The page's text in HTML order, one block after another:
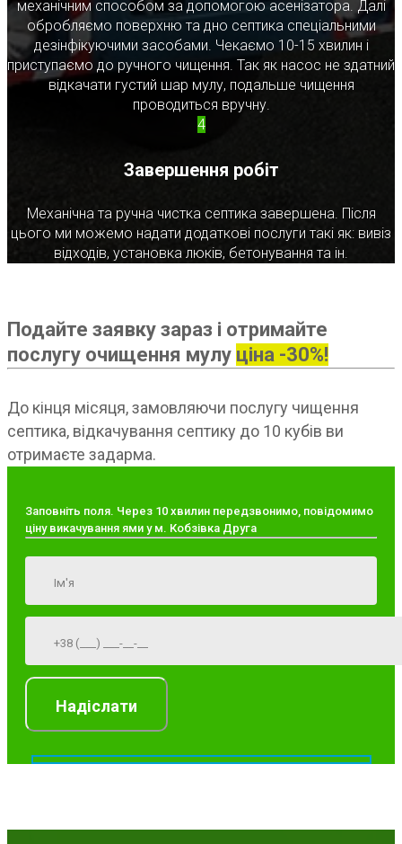
механічним способом за допомогою асенізатора. Далі
обробляємо поверхню та дно септика спеціальними
дезінфікуючими засобами. Чекаємо 10-15 хвилин і
приступаємо до ручного чищення. Так як насос не здатний
відкачати густий шар мулу, подальше чищення
проводиться вручну.
4
Завершення робіт
Механічна та ручна чистка септика завершена. Після
цього ми можемо надати додаткові послуги такі як: вивіз
відходів, установка люків, бетонування та ін.
Подайте заявку зараз і отримайте
послугу очищення мулу ціна -30%!
До кінця місяця, замовляючи послугу чищення
септика, відкачування септику до 10 кубів ви
отримаєте задарма.
Заповніть поля. Через 10 хвилин передзвонимо, повідомимо
ціну викачування ями у м. Кобзівка Друга